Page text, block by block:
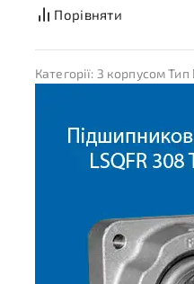
Порівняти
Категорії: З корпусом Тип